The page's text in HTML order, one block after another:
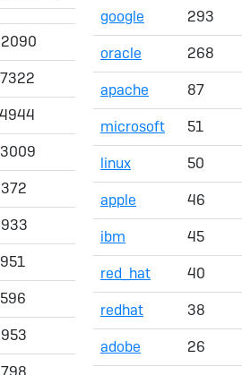
google
293
oracle
268
apache
87
microsoft
51
linux
50
apple
46
ibm
45
red_hat
40
redhat
38
adobe
26